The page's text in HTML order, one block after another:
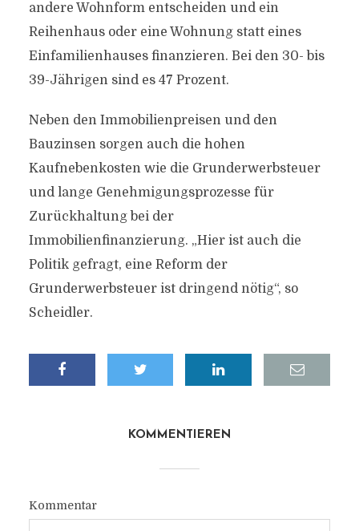
andere Wohnform entscheiden und ein
Reihenhaus oder eine Wohnung statt eines
Einfamilienhauses finanzieren. Bei den 30- bis
39-Jährigen sind es 47 Prozent.
Neben den Immobilienpreisen und den
Bauzinsen sorgen auch die hohen
Kaufnebenkosten wie die Grunderwerbsteuer
und lange Genehmigungsprozesse für
Zurückhaltung bei der
Immobilienfinanzierung. „Hier ist auch die
Politik gefragt, eine Reform der
Grunderwerbsteuer ist dringend nötig“, so
Scheidler.
KOMMENTIEREN
Kommentar